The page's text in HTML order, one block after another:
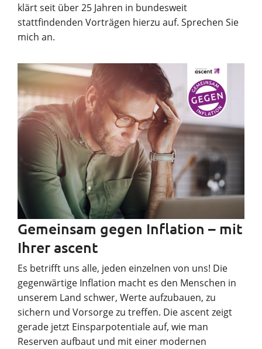
klärt seit über 25 Jahren in bundesweit
stattfindenden Vorträgen hierzu auf. Sprechen Sie
mich an.
Gemeinsam gegen Inflation – mit
Ihrer ascent
Es betrifft uns alle, jeden einzelnen von uns! Die
gegenwärtige Inflation macht es den Menschen in
unserem Land schwer, Werte aufzubauen, zu
sichern und Vorsorge zu treffen. Die ascent zeigt
gerade jetzt Einsparpotentiale auf, wie man
Reserven aufbaut und mit einer modernen